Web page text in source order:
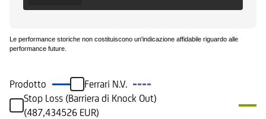
Le performance storiche non costituiscono un'indicazione affidabile riguardo alle
performance future.
Prodotto
Ferrari N.V.
Stop Loss (Barriera di Knock Out)
(487,434526 EUR)